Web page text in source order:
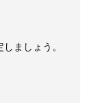
ましょう。